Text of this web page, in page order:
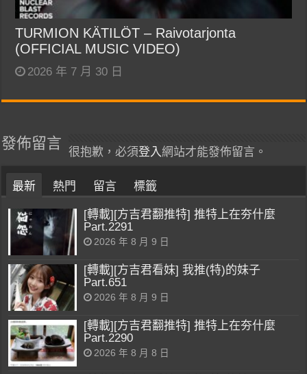
TURMION KÄTILÖT – Raivotarjonta
(OFFICIAL MUSIC VIDEO)
2026 年 7 月 30 日
發佈留言
很抱歉，必須登入網站才能發佈留言。
最新 熱門 留言 標籤
[轉載][方吉君翻推特] 推特上在夯什麼
Part.2291
2026 年 8 月 9 日
[轉載][方吉君看妹] 我推(特)的妹子
Part.651
2026 年 8 月 9 日
[轉載][方吉君翻推特] 推特上在夯什麼
Part.2290
2026 年 8 月 8 日